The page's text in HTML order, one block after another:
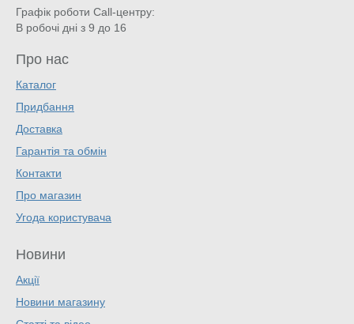
Графік роботи Call-центру:
В робочі дні з 9 до 16
Про нас
Каталог
Придбання
Доставка
Гарантія та обмін
Контакти
Про магазин
Угода користувача
Новини
Акції
Новини магазину